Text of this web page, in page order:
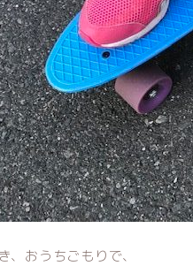
、おうちごもりで、